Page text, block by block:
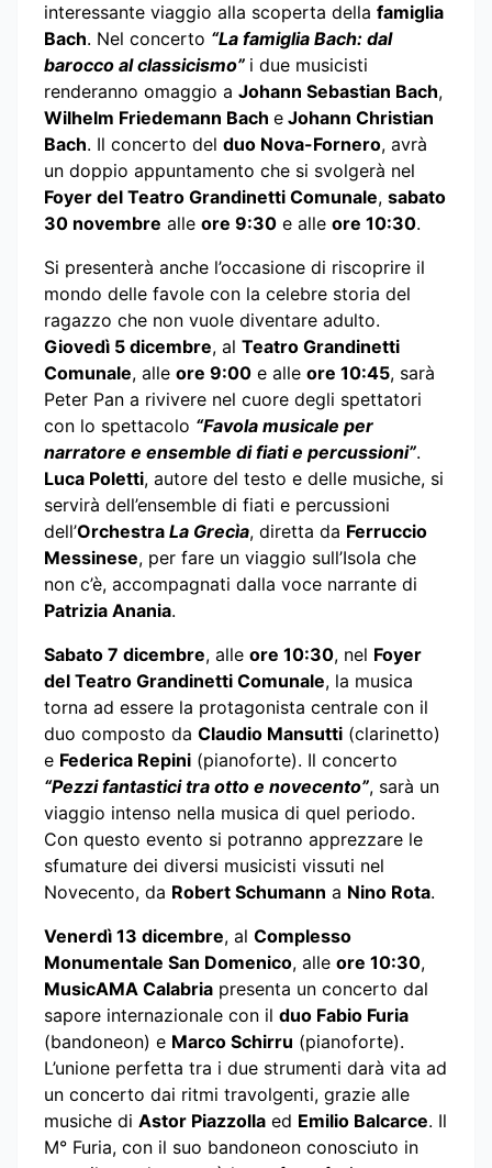
interessante viaggio alla scoperta della famiglia
Bach. Nel concerto “La famiglia Bach: dal
barocco al classicismo” i due musicisti
renderanno omaggio a Johann Sebastian Bach,
Wilhelm Friedemann Bach e Johann Christian
Bach. Il concerto del duo Nova-Fornero, avrà
un doppio appuntamento che si svolgerà nel
Foyer del Teatro Grandinetti Comunale, sabato
30 novembre alle ore 9:30 e alle ore 10:30.
Si presenterà anche l’occasione di riscoprire il
mondo delle favole con la celebre storia del
ragazzo che non vuole diventare adulto.
Giovedì 5 dicembre, al Teatro Grandinetti
Comunale, alle ore 9:00 e alle ore 10:45, sarà
Peter Pan a rivivere nel cuore degli spettatori
con lo spettacolo “Favola musicale per
narratore e ensemble di fiati e percussioni”.
Luca Poletti, autore del testo e delle musiche, si
servirà dell’ensemble di fiati e percussioni
dell’Orchestra La Grecìa, diretta da Ferruccio
Messinese, per fare un viaggio sull’Isola che
non c’è, accompagnati dalla voce narrante di
Patrizia Anania.
Sabato 7 dicembre, alle ore 10:30, nel Foyer
del Teatro Grandinetti Comunale, la musica
torna ad essere la protagonista centrale con il
duo composto da Claudio Mansutti (clarinetto)
e Federica Repini (pianoforte). Il concerto
“Pezzi fantastici tra otto e novecento”, sarà un
viaggio intenso nella musica di quel periodo.
Con questo evento si potranno apprezzare le
sfumature dei diversi musicisti vissuti nel
Novecento, da Robert Schumann a Nino Rota.
Venerdì 13 dicembre, al Complesso
Monumentale San Domenico, alle ore 10:30,
MusicAMA Calabria presenta un concerto dal
sapore internazionale con il duo Fabio Furia
(bandoneon) e Marco Schirru (pianoforte).
L’unione perfetta tra i due strumenti darà vita ad
un concerto dai ritmi travolgenti, grazie alle
musiche di Astor Piazzolla ed Emilio Balcarce. Il
M° Furia, con il suo bandoneon conosciuto in